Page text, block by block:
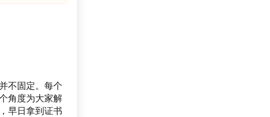
不固定。每个
角度为大家解
早日拿到证书